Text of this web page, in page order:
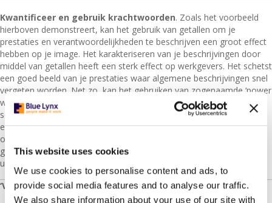
This website uses cookies
We use cookies to personalise content and ads, to
provide social media features and to analyse our traffic.
We also share information about your use of our site with
Kwantificeer en gebruik krachtwoorden. Zoals het voorbeeld
hierboven demonstreert, kan het gebruik van getallen om je
prestaties en verantwoordelijkheden te beschrijven een groot effect
hebben op je image. Het karakteriseren van je beschrijvingen door
middel van getallen heeft een sterk effect op werkgevers. Het schetst
een goed beeld van je prestaties waar algemene beschrijvingen snel
vergeten worden. Net zo, kan het gebruiken van zogenaamde ‘power
words’ (krachtwoorden) of aantrekkelijke werkwoorden een
soortgelijk effect hebben. Als je bijvoorbeeld je management
ervaring wilt gebruiken voor een management functie is het handig
om zoveel mogelijk management georiënteerde woorden te
gebruiken om een beeld te schetsen van jezelf. Vergelijk de twee
uitspraken hieronder.
‘Voor’ CV: Gaf taken aan personeel of beginnende boekhouders.